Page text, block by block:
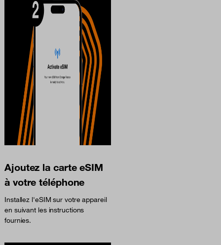
Ajoutez la carte eSIM
à votre téléphone
Installez l'eSIM sur votre appareil
en suivant les instructions
fournies.